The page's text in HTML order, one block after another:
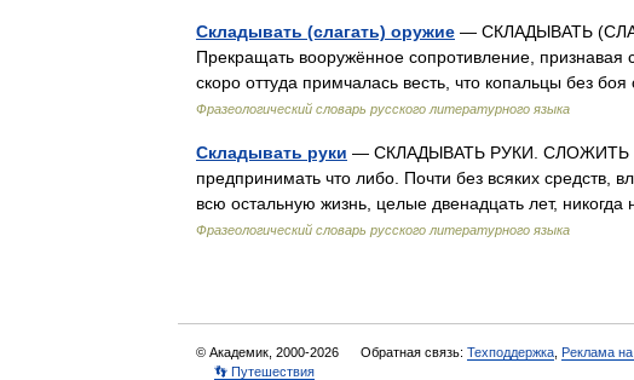
Складывать (слагать) оружие — СКЛАДЫВАТЬ
Прекращать вооружённое сопротивление,
скоро оттуда примчалась весть, что копальцы без
Фразеологический словарь русского литературного языка
Складывать руки — СКЛАДЫВАТЬ РУКИ. СЛОЖИТЬ
предпринимать что либо. Почти без всяких средств,
всю остальную жизнь, целые двенадцать лет,
Фразеологический словарь русского литературного языка
© Академик, 2000-2026 Обратная связь: Техподдержка Реклама
👣 Путешествия